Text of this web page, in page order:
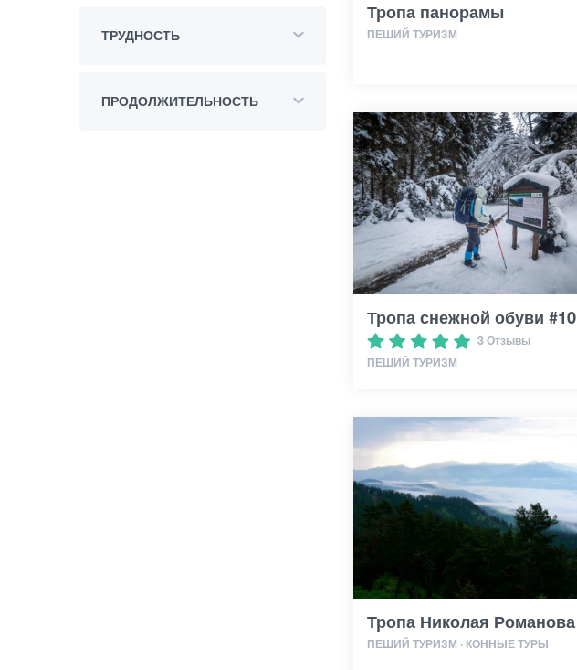
ТРУДНОСТЬ
ПРОДОЛЖИТЕЛЬНОСТЬ
Тропа панорамы
ПЕШИЙ ТУРИЗМ
Тропа снежной обуви #10
3 Отзывы
ПЕШИЙ ТУРИЗМ
Тропа Николая Романова
ПЕШИЙ ТУРИЗМ · КОННЫЕ ТУРЫ